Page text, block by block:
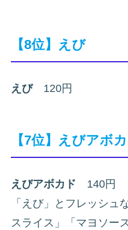
【8位】えび
えび120円
【7位】えびアボ
えびアボカド 140円
「えび」とフレッシュ
スライス」「マヨソー